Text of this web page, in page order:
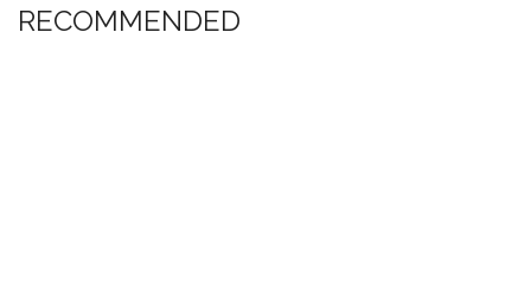
RECOMMENDED